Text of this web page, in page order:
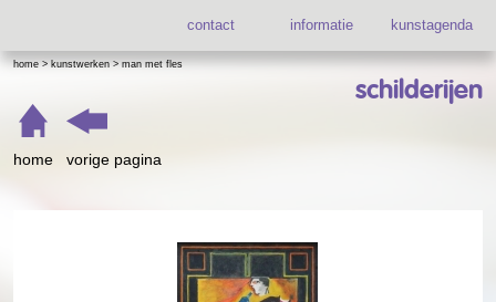
contact informatie kunstagenda
home > kunstwerken > man met fles
schilderijen
home vorige pagina